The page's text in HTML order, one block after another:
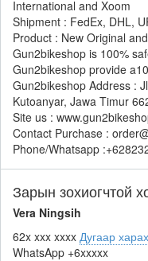
International and Xoom
Shipment : FedEx, DHL,
Product : New Original
Gun2bikeshop is 100%
Gun2bikeshop provide
Gun2bikeshop Address :
Kutoanyar, Jawa Timur
Site us :
Contact Purchase :
Phone/Whatsapp
Зарын зохиогчтой
Vera Ningsih
62x xxx xxxx Дугаар харах
WhatsApp +6xxxxx